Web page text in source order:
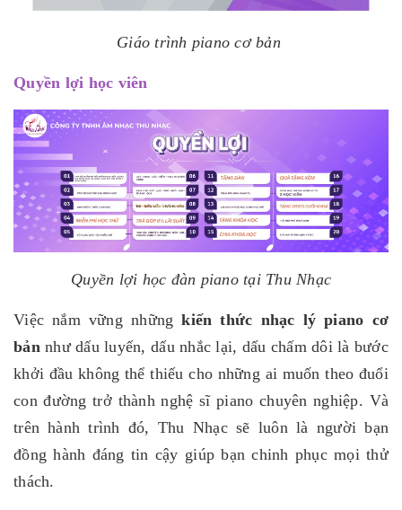
Giáo trình piano cơ bản
Quyền lợi học viên
Quyền lợi học đàn piano tại Thu Nhạc
Việc nắm vững nhữngkiến thức nhạc lý piano cơ
bảnnhư dấu luyến, dấu nhắc lại, dấu chấm dôi là bước
khởi đầu không thể thiếu cho những ai muốn theo đuổi
con đường trở thành nghệ sĩ piano chuyên nghiệp. Và
trên hành trình đó, Thu Nhạc sẽ luôn là người bạn
đồng hành đáng tin cậy giúp bạn chinh phục mọi thử
thách.